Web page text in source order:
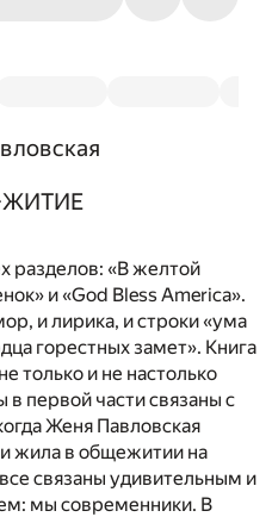
разделов: «В желтой
и «God Bless America».
и лирика, и строки «ума
горестных замет». Книга
только и не настолько
в первой части связаны с
Женя Павловская
жила в общежитии на
связаны удивительным и
мы современники. В